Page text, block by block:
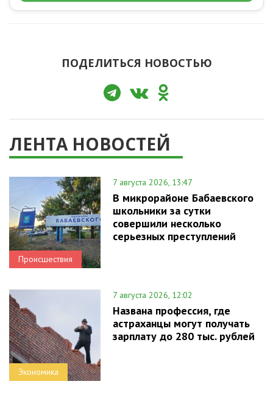
ПОДЕЛИТЬСЯ НОВОСТЬЮ
ЛЕНТА НОВОСТЕЙ
Происшествия
7 августа 2026, 13:47
В микрорайоне Бабаевского
школьники за сутки
совершили несколько
серьезных преступлений
Экономика
7 августа 2026, 12:02
Названа профессия, где
астраханцы могут получать
зарплату до 280 тыс. рублей